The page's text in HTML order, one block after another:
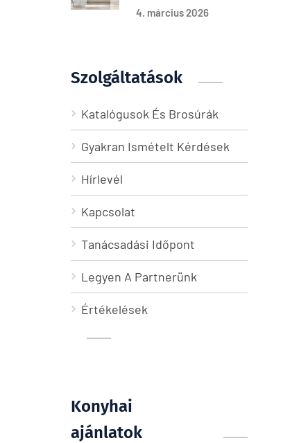
4. március 2026
Szolgáltatások
Katalógusok És Brosúrák
Gyakran Ismételt Kérdések
Hírlevél
Kapcsolat
Tanácsadási Időpont
Legyen A Partnerünk
Értékelések
Konyhai
ajánlatok